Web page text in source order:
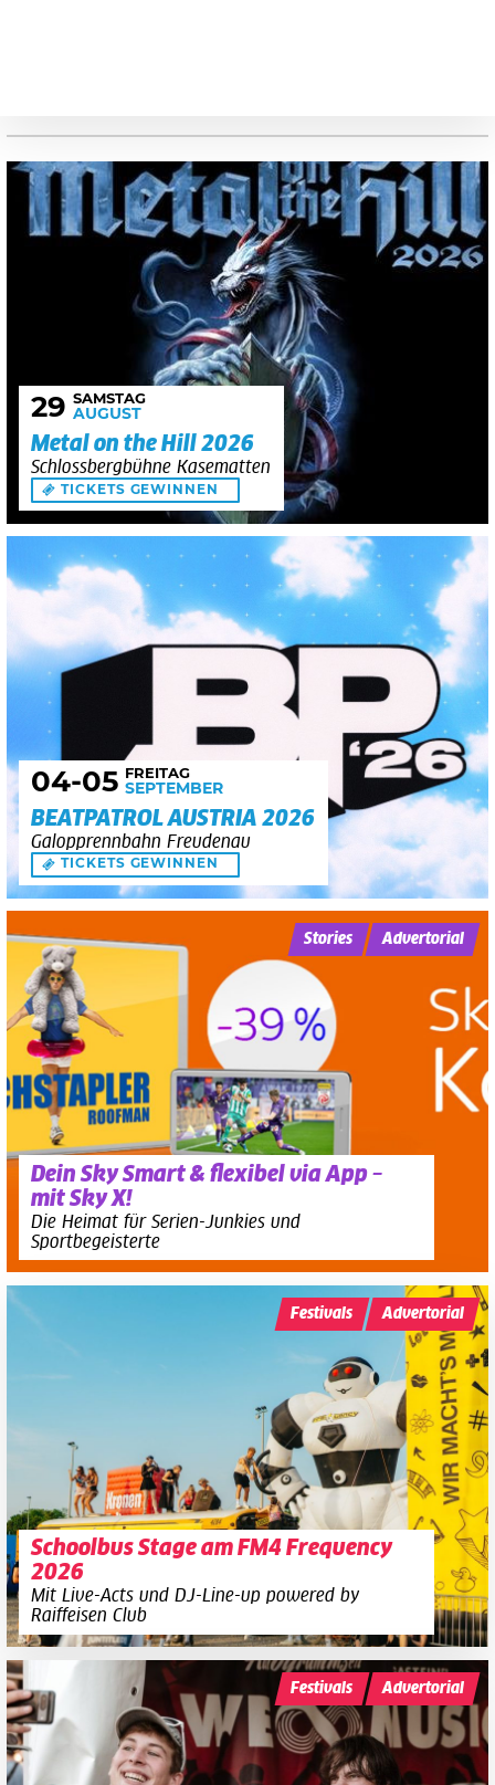
29 SAMSTAG
AUGUST
Metal on the Hill 2026
Schlossbergbühne Kasematten
TICKETS GEWINNEN
04-05 FREITAG
SEPTEMBER
BEATPATROL AUSTRIA 2026
Galopprennbahn Freudenau
TICKETS GEWINNEN
Dein Sky Smart & flexibel via App –
mit Sky X!
Die Heimat für Serien-Junkies und
Sportbegeisterte
Stories Advertorial
Schoolbus Stage am FM4 Frequency
2026
Mit Live-Acts und DJ-Line-up powered by
Raiffeisen Club
Festivals Advertorial
Festivals Advertorial